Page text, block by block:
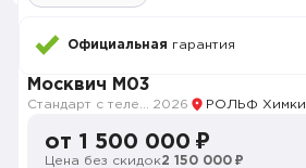
Официальная гарантия
Москвич M03
2026 РОЛЬФ Химки
от 1 500 000 ₽
Цена без скидок2 150 000 ₽